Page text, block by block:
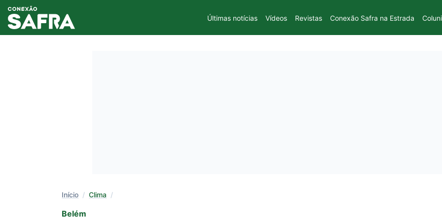
Últimas notícias Vídeos Revistas Conexão Safra na Estrada
Início /Clima /
Belém